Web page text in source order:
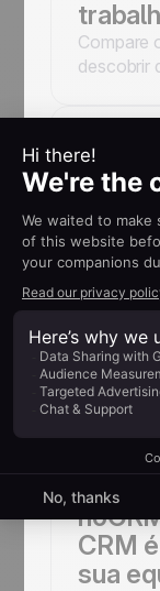
Compare
descobrir
os
informada.
qual
é a
descobrir
às
Conheça
limitações
uma
CRM
sua